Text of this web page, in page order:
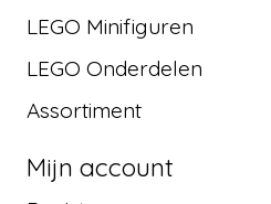
LEGO Minifiguren
LEGO Onderdelen
Assortiment
Mijn account